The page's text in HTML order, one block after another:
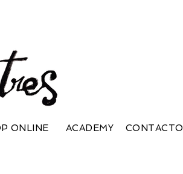
ONLINE ACADEMY CONTACTO